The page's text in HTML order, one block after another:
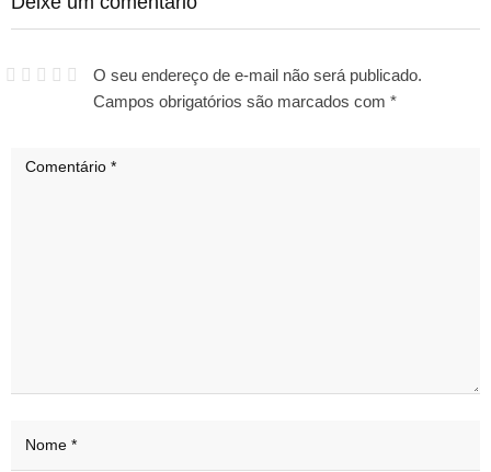
O seu endereço de e-mail não será publicado.
Campos obrigatórios são marcados com *